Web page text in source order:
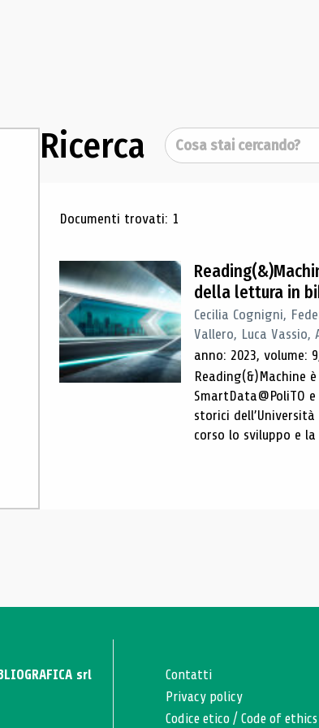
Ricerca Cerca
Risultati di ricerca
Documenti trovati: 1
della lettura in
Cecilia Cognigni,
Vallero, Luca Vassio,
anno: 2023, volume:
Reading(&)Machine
SmartData@PoliTO
storici
corso lo sviluppo e
srl
Contatti
Privacy policy
Codice etico /Code of ethics